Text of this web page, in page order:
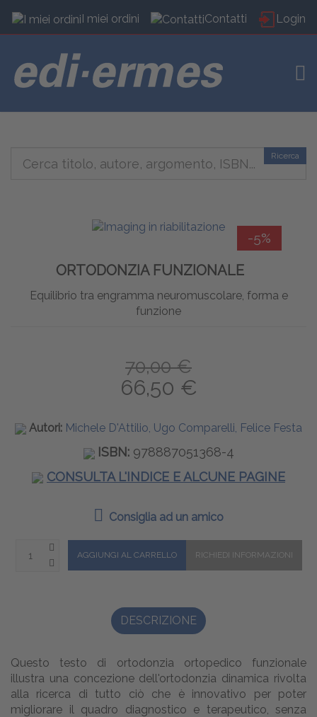
I miei ordini Contatti Login
Ricerca
-5%
ORTODONZIA FUNZIONALE
Equilibrio tra engramma neuromuscolare, forma e
funzione
70,00 €
66,50 €
Autori: Michele D'Attilio, Ugo Comparelli, Felice Festa
ISBN: 978887051368-4
CONSULTA L'INDICE E ALCUNE PAGINE
Consiglia ad un amico
DESCRIZIONE
Questo testo di ortodonzia ortopedico funzionale
illustra una concezione dell'ortodonzia dinamica rivolta
alla ricerca di tutto ciò che è innovativo per poter
migliorare il quadro diagnostico e terapeutico, senza